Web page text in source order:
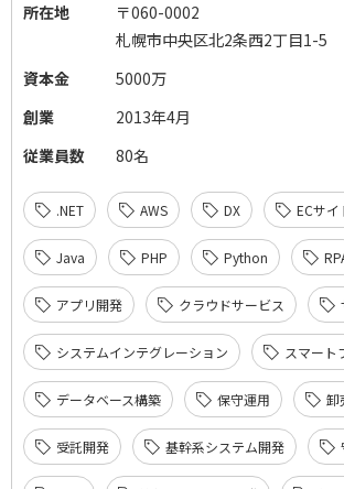
所在地
〒060-0002
札幌市中央区北2条西2丁目1-5
資本金
5000万
創業
2013年4月
従業員数
80名
.NET AWS DX ECサ
Java PHP Python
アプリ開発 クラウドサービス
システムインテグレーション スマート
データベース構築 保守運用 卸
受託開発 基幹系システム開発